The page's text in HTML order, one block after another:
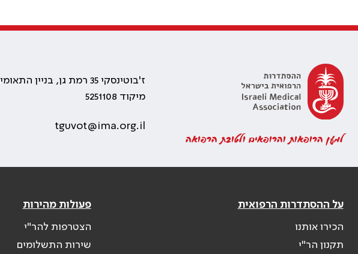
למען הרופאות והרופאים ולטובת הרפואה
ז'בוטינסקי 35 רמת גן, בניין התאומים 2
מיקוד 5251108
tguvot@ima.org.il
על ההסתדרות הרפואית
הכירו אותנו
תקנון הר"י
פעולות מהירות
הצטרפות להר"י
שירות התשלומים